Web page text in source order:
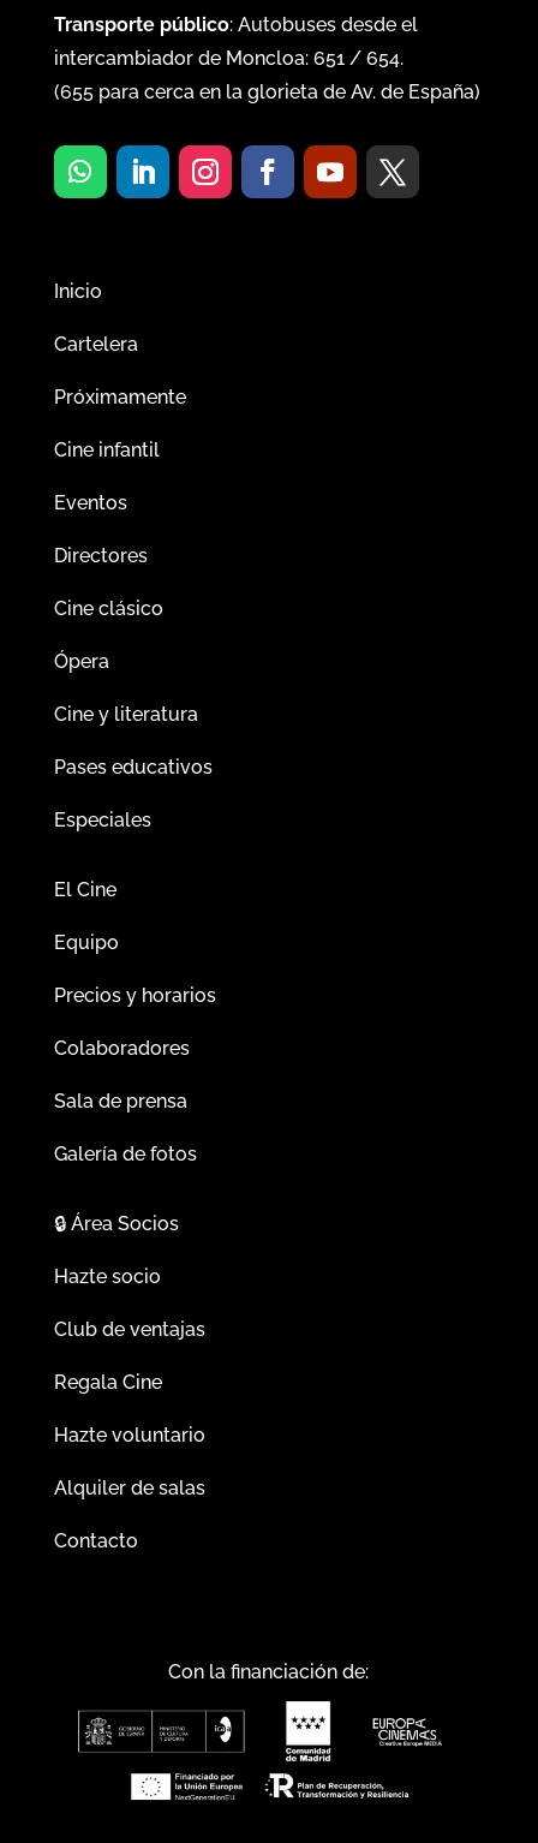
Transporte público: Autobuses desde el
intercambiador de Moncloa: 651/ 654.
(655para cerca en la glorieta de Av. de España)
Inicio
Cartelera
Próximamente
Cine infantil
Eventos
Directores
Cine clásico
Ópera
Cine y literatura
Pases educativos
Especiales
El Cine
Equipo
Precios y horarios
Colaboradores
Sala de prensa
Galería de fotos
🔒Área Socios
Hazte socio
Club de ventajas
Regala Cine
Hazte voluntario
Alquiler de salas
Contacto
Con la financiación de: